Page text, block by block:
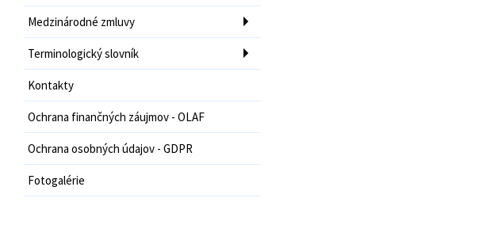
Medzinárodné zmluvy
Terminologický slovník
Kontakty
Ochrana finančných záujmov - OLAF
Ochrana osobných údajov - GDPR
Fotogalérie